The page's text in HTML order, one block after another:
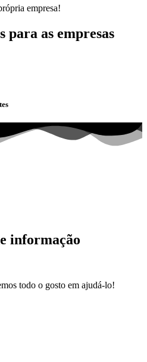
empresa!
para as empresas
informação
todo o gosto em ajudá-lo!